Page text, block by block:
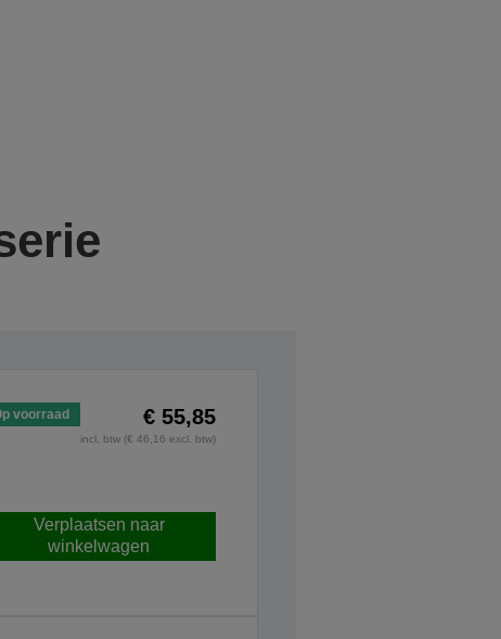
voorraad € 55,85
incl. btw (€ 46,16 excl. btw)
Verplaatsen naar
winkelwagen